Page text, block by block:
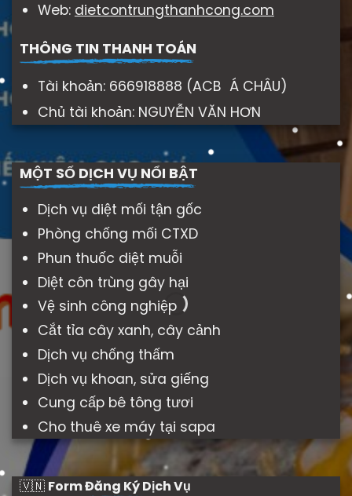
Web: dietcontrungthanhcong.com
THÔNG TIN THANH TOÁN
Tài khoản: 666918888 (ACB Á CHÂU)
Chủ tài khoản: NGUYỄN VĂN HƠN
MỘT SỐ DỊCH VỤ NỔI BẬT
Dịch vụ diệt mối tận gốc
Phòng chống mối CTXD
Phun thuốc diệt muỗi
Diệt côn trùng gây hại
Vệ sinh công nghiệp
Cắt tỉa cây xanh, cây cảnh
Dịch vụ chống thấm
Dịch vụ khoan, sửa giếng
Cung cấp bê tông tươi
Cho thuê xe máy tại sapa
🇻🇳 Form Đăng Ký Dịch Vụ